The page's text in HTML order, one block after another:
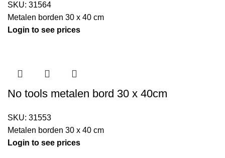
SKU: 31564
Metalen borden 30 x 40 cm
Login to see prices
No tools metalen bord 30 x 40cm
SKU: 31553
Metalen borden 30 x 40 cm
Login to see prices